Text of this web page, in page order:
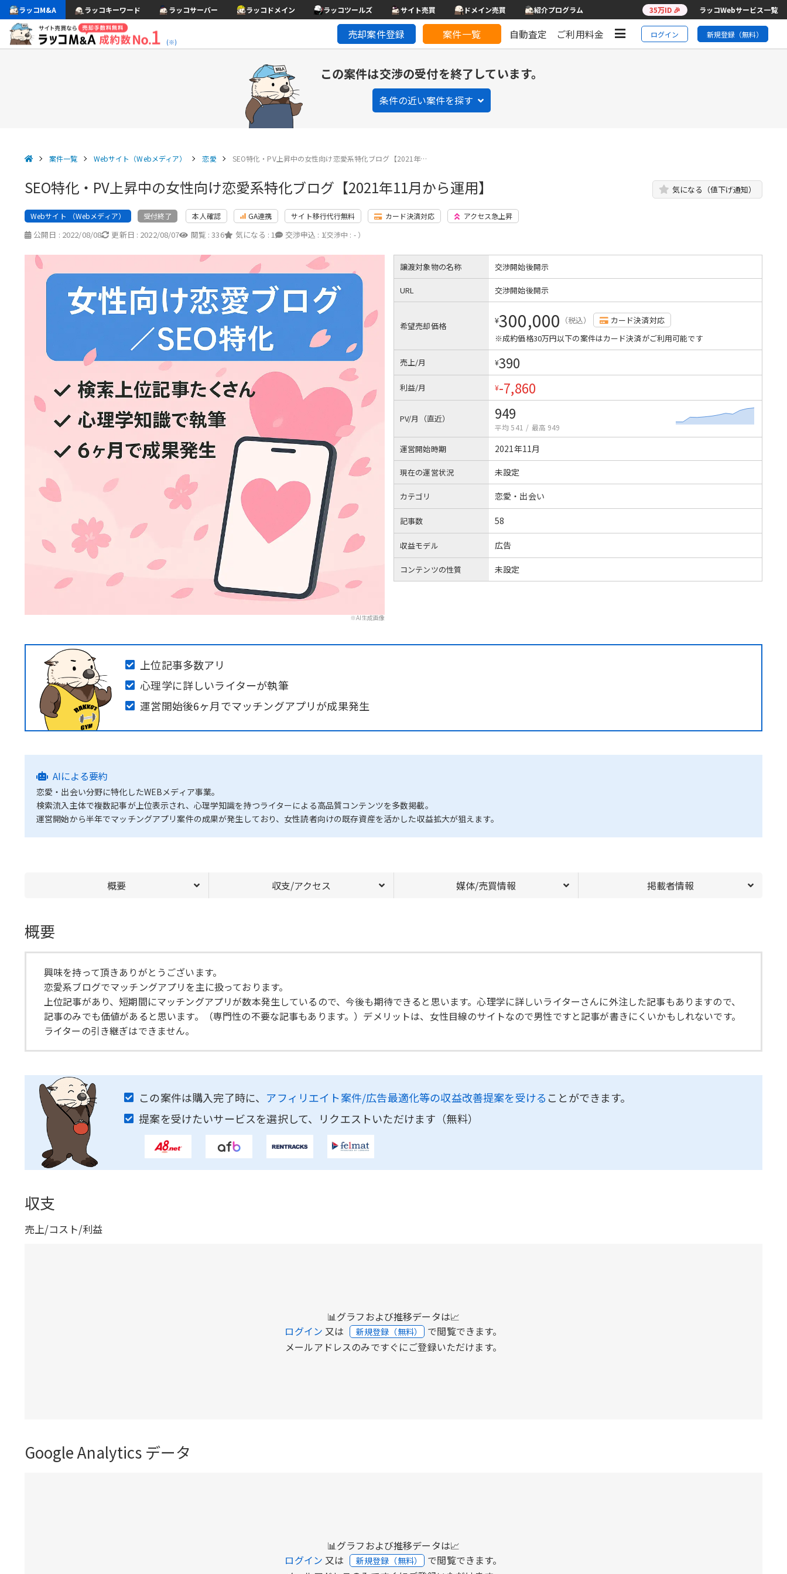
ラッコM&A ラッコキーワード ラッコサーバー ラッコドメイン ラッコツールズ サイト売買 ドメイン売買 紹介プログラム 35万ID 🎉 ラッコWebサービス一覧
(※)
売却案件登録 案件一覧 自動査定 ご利用料金 ログイン 新規登録（無料）
この案件は交渉の受付を終了しています。
条件の近い案件を探す
案件一覧 Webサイト（Webメディア） 恋愛 SEO特化・PV上昇中の女性向け恋愛系特化ブログ【2021年…
SEO特化・PV上昇中の女性向け恋愛系特化ブログ【2021年11月から運用】 気になる（値下げ通知）
Webサイト （Webメディア） 受付終了 本人確認 GA連携 サイト移行代行無料 カード決済対応 アクセス急上昇
公開日 : 2022/08/08 更新日 : 2022/08/07 閲覧 :336 気になる : 1 交渉申込 : 1
（交渉中 : - ）
※AI生成画像
譲渡対象物の名称 交渉開始後開示
URL 交渉開始後開示
希望売却価格 ¥300,000 （税込）
カード決済対応
※成約価格30万円以下の案件はカード決済がご利用可能です
売上/月 ¥390
利益/月 ¥-7,860
PV/月（直近） 949
平均 541 / 最高 949
運営開始時期 2021年11月
現在の運営状況 未設定
カテゴリ 恋愛・出会い
記事数 58
収益モデル 広告
コンテンツの性質 未設定
上位記事多数アリ
心理学に詳しいライターが執筆
運営開始後6ヶ月でマッチングアプリが成果発生
AIによる要約
恋愛・出会い分野に特化したWEBメディア事業。
検索流入主体で複数記事が上位表示され、心理学知識を持つライターによる高品質コンテンツを多数掲載。
運営開始から半年でマッチングアプリ案件の成果が発生しており、女性読者向けの既存資産を活かした収益拡大が狙えます。
概要 収支/アクセス 媒体/売買情報 掲載者情報
概要
興味を持って頂きありがとうございます。
恋愛系ブログでマッチングアプリを主に扱っております。
上位記事があり、短期間にマッチングアプリが数本発生しているので、今後も期待できると思います。心理学に詳しいライターさんに外注した記事もありますので、
記事のみでも価値があると思います。（専門性の不要な記事もあります。）デメリットは、女性目線のサイトなので男性ですと記事が書きにくいかもしれないです。
ライターの引き継ぎはできません。
この案件は購入完了時に、 アフィリエイト案件/広告最適化等の収益改善提案を受ける ことができます。
提案を受けたいサービスを選択して、リクエストいただけます（無料）
収支
売上/コスト/利益
📊グラフおよび推移データは📈
ログイン 又は 新規登録（無料） で閲覧できます。
メールアドレスのみですぐにご登録いただけます。
Google Analytics データ
📊グラフおよび推移データは📈
ログイン 又は 新規登録（無料） で閲覧できます。